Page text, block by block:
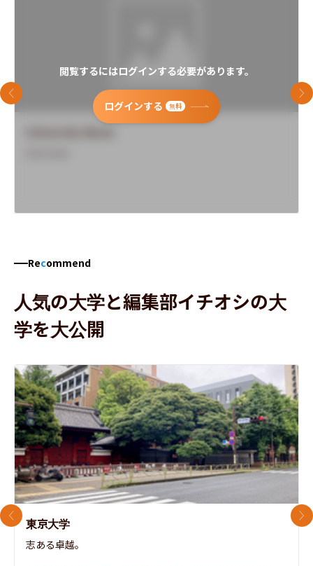
閲覧するにはログインする必要があります。
ログインする 無料
前のスライド 次
Recommend
人気の大学と編集部イチオシの大
学を大公開
東京大学
志ある卓越。
前のスライド 次